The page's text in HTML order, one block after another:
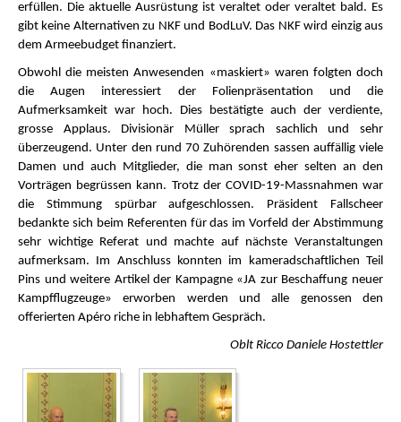
erfüllen. Die aktuelle Ausrüstung ist veraltet oder veraltet bald. Es
gibt keine Alternativen zu NKF und BodLuV. Das NKF wird einzig aus
dem Armeebudget finanziert.
Obwohl die meisten Anwesenden «maskiert» waren folgten doch
die Augen interessiert der Folienpräsentation und die
Aufmerksamkeit war hoch. Dies bestätigte auch der verdiente,
grosse Applaus. Divisionär Müller sprach sachlich und sehr
überzeugend. Unter den rund 70 Zuhörenden sassen auffällig viele
Damen und auch Mitglieder, die man sonst eher selten an den
Vorträgen begrüssen kann. Trotz der COVID-19-Massnahmen war
die Stimmung spürbar aufgeschlossen. Präsident Fallscheer
bedankte sich beim Referenten für das im Vorfeld der Abstimmung
sehr wichtige Referat und machte auf nächste Veranstaltungen
aufmerksam. Im Anschluss konnten im kameradschaftlichen Teil
Pins und weitere Artikel der Kampagne «JA zur Beschaffung neuer
Kampfflugzeuge» erworben werden und alle genossen den
offerierten Apéro riche in lebhaftem Gespräch.
Oblt Ricco Daniele Hostettler